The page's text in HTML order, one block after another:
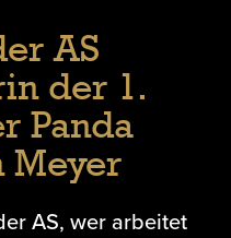
AS
der 1.
Panda
Meyer
AS, wer arbeitet